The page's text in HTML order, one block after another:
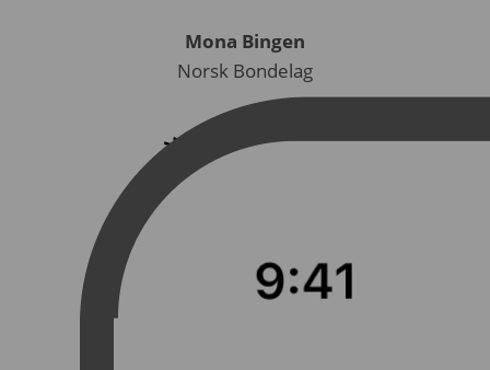
Mona Bingen
Norsk Bondelag